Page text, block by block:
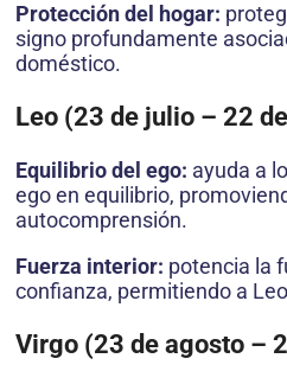
Protección del hogar:
signo profundamente
doméstico.
Leo (23 de julio – 22
Equilibrio del ego: ayuda a
ego en equilibrio,
autocomprensión.
Fuerza interior: potencia la
confianza, permitiendo a
Virgo (23 de agosto –